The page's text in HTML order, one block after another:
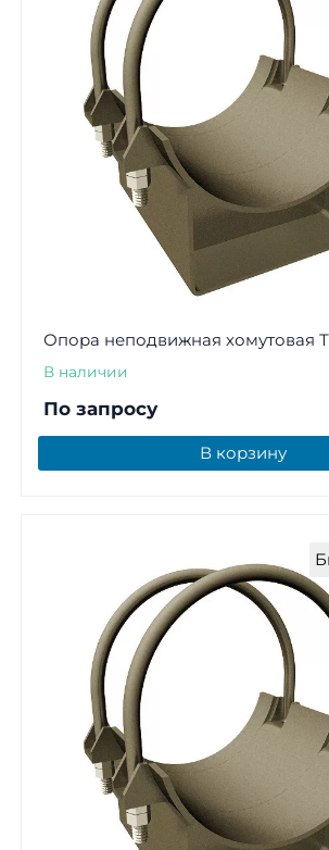
Опора неподвижная хомутовая
В наличии
По запросу
В корзину